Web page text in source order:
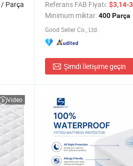
/ Parça
Referans FAB Fiyatı:$3,14-
Minimum miktar:400 Parça
Good Seller Co., Ltd.
Şimdi İletişime geçin
Video